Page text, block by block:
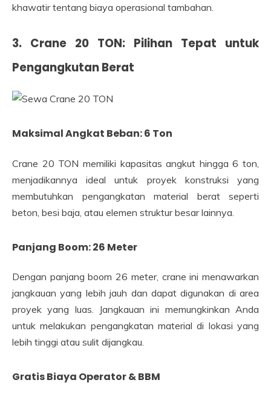
khawatir tentang biaya operasional tambahan.
3. Crane 20 TON: Pilihan Tepat untuk
Pengangkutan Berat
Maksimal Angkat Beban: 6 Ton
Crane 20 TON memiliki kapasitas angkut hingga 6 ton,
menjadikannya ideal untuk proyek konstruksi yang
membutuhkan pengangkatan material berat seperti
beton, besi baja, atau elemen struktur besar lainnya.
Panjang Boom: 26 Meter
Dengan panjang boom 26 meter, crane ini menawarkan
jangkauan yang lebih jauh dan dapat digunakan di area
proyek yang luas. Jangkauan ini memungkinkan Anda
untuk melakukan pengangkatan material di lokasi yang
lebih tinggi atau sulit dijangkau.
Gratis Biaya Operator & BBM